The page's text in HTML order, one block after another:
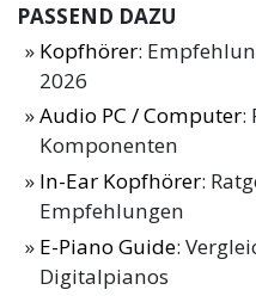
PASSEND DAZU
Kopfhörer:
2026
Audio PC / Computer:
Komponenten
In-Ear Kopfhörer:
Empfehlungen
E-Piano Guide:
Digitalpianos